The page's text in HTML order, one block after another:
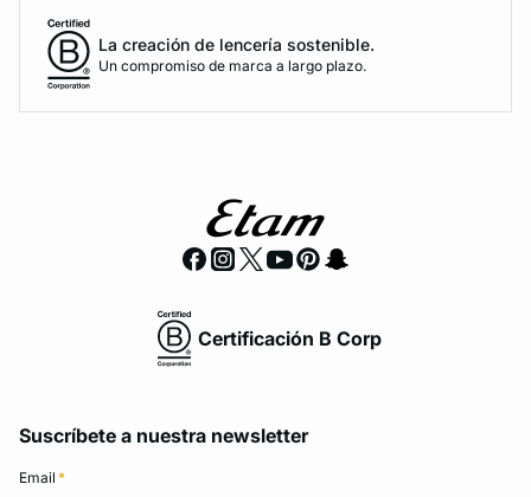
La creación de lencería sostenible.
Un compromiso de marca a largo plazo.
Certificación B Corp
Suscríbete a nuestra newsletter
Email *